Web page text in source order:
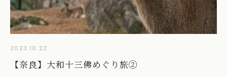
2023.10.22
【奈良】大和十三佛めぐり旅②